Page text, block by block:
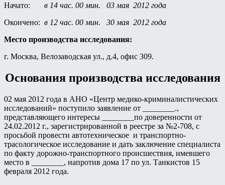
Начато: в 14 час. 00 мин. 03 мая 2012 года
Окончено: в 12 час. 00 мин. 30 мая 2012 года
Место производства исследования:
г. Москва, Велозаводская ул., д.4, офис 309.
Основания производства исследования
02 мая 2012 года в АНО «Центр медико-криминалистических
исследований» поступило заявление от ________.,
представляющего интересы ________по доверенности от
24.02.2012 г., зарегистрированной в реестре за №2-708, с
просьбой провести автотехническое и транспортно-
трасологическое исследование и дать заключение специалиста
по факту дорожно-транспортного происшествия, имевшего
место в ________, напротив дома 17 по ул. Танкистов 15
февраля 2012 года.